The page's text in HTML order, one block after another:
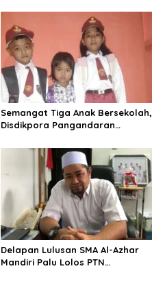
Semangat Tiga Anak Bersekolah,
Disdikpora Pangandaran
Terpenuhi
Delapan Lulusan SMA Al-Azhar
Mandiri Palu Lolos PTN